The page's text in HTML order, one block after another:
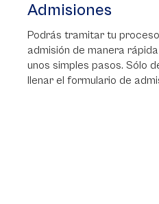
tramitar tu proceso de
de manera rápida en
simples pasos. Sólo debes
el formulario de admisión